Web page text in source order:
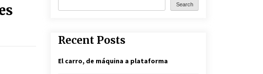
Search
Recent Posts
El carro, de máquina a plataforma